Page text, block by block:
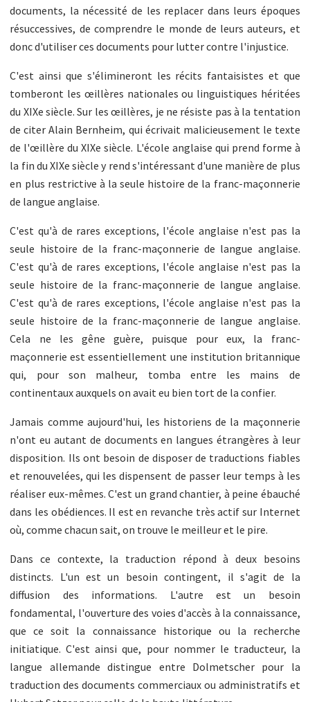
documents, la nécessité de les replacer dans leurs époques
résuccessives, de comprendre le monde de leurs auteurs, et
donc d'utiliser ces documents pour lutter contre l'injustice.
C'est ainsi que s'élimineront les récits fantaisistes et que
tomberont les œillères nationales ou linguistiques héritées
du XIXe siècle. Sur les œillères, je ne résiste pas à la tentation
de citer Alain Bernheim, qui écrivait malicieusement le texte
de l'œillère du XIXe siècle. L'école anglaise qui prend forme à
la fin du XIXe siècle y rend s'intéressant d'une manière de plus
en plus restrictive à la seule histoire de la franc-maçonnerie
de langue anglaise.
C'est qu'à de rares exceptions, l'école anglaise n'est pas la
seule histoire de la franc-maçonnerie de langue anglaise.
C'est qu'à de rares exceptions, l'école anglaise n'est pas la
seule histoire de la franc-maçonnerie de langue anglaise.
C'est qu'à de rares exceptions, l'école anglaise n'est pas la
seule histoire de la franc-maçonnerie de langue anglaise.
Cela ne les gêne guère, puisque pour eux, la franc-
maçonnerie est essentiellement une institution britannique
qui, pour son malheur, tomba entre les mains de
continentaux auxquels on avait eu bien tort de la confier.
Jamais comme aujourd'hui, les historiens de la maçonnerie
n'ont eu autant de documents en langues étrangères à leur
disposition. Ils ont besoin de disposer de traductions fiables
et renouvelées, qui les dispensent de passer leur temps à les
réaliser eux-mêmes. C'est un grand chantier, à peine ébauché
dans les obédiences. Il est en revanche très actif sur Internet
où, comme chacun sait, on trouve le meilleur et le pire.
Dans ce contexte, la traduction répond à deux besoins
distincts. L'un est un besoin contingent, il s'agit de la
diffusion des informations. L'autre est un besoin
fondamental, l'ouverture des voies d'accès à la connaissance,
que ce soit la connaissance historique ou la recherche
initiatique. C'est ainsi que, pour nommer le traducteur, la
langue allemande distingue entre Dolmetscher pour la
traduction des documents commerciaux ou administratifs et